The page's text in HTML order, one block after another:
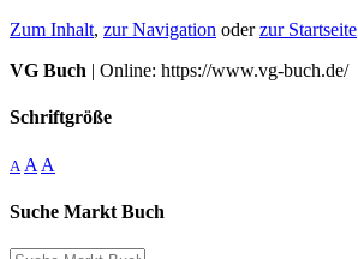
Zum Inhalt, zur Navigation oderzur Startseite
VG Buch | Online: https://www.vg-buch.de/
Schriftgröße
A A A
Suche Markt Buch